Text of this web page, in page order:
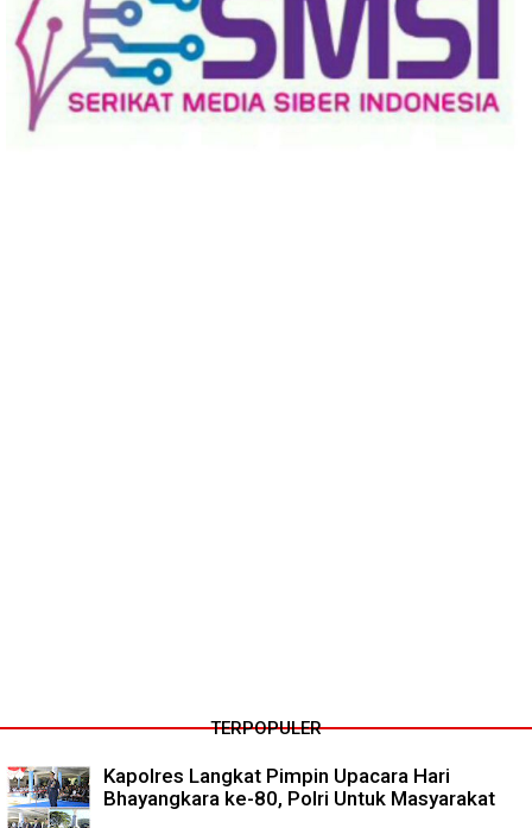
TERPOPULER
Kapolres Langkat Pimpin Upacara Hari
Bhayangkara ke-80, Polri Untuk Masyarakat